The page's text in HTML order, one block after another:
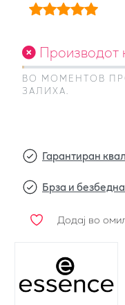
Производот
ВО МОМЕНТОВ
ЗАЛИХА.
Гарантиран
Брза и
Додај во